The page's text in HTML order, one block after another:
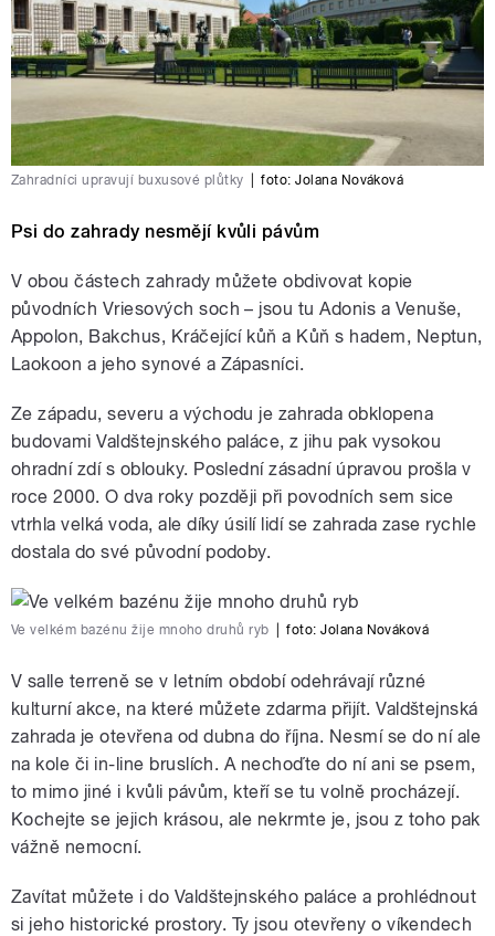
Zahradníci upravují buxusové plůtky foto:Jolana Nováková
Psi do zahrady nesmějí kvůli pávům
V obou částech zahrady můžete obdivovat kopie
původních Vriesových soch – jsou tu Adonis a Venuše,
Appolon, Bakchus, Kráčející kůň a Kůň s hadem, Neptun,
Laokoon a jeho synové a Zápasníci.
Ze západu, severu a východu je zahrada obklopena
budovami Valdštejnského paláce, z jihu pak vysokou
ohradní zdí s oblouky. Poslední zásadní úpravou prošla v
roce 2000. O dva roky později při povodních sem sice
vtrhla velká voda, ale díky úsilí lidí se zahrada zase rychle
dostala do své původní podoby.
Ve velkém bazénu žije mnoho druhů ryb foto:Jolana Nováková
V salle terreně se v letním období odehrávají různé
kulturní akce, na které můžete zdarma přijít. Valdštejnská
zahrada je otevřena od dubna do října. Nesmí se do ní ale
na kole či in-line bruslích. A nechoďte do ní ani se psem,
to mimo jiné i kvůli pávům, kteří se tu volně procházejí.
Kochejte se jejich krásou, ale nekrmte je, jsou z toho pak
vážně nemocní.
Zavítat můžete i do Valdštejnského paláce a prohlédnout
si jeho historické prostory. Ty jsou otevřeny o víkendech